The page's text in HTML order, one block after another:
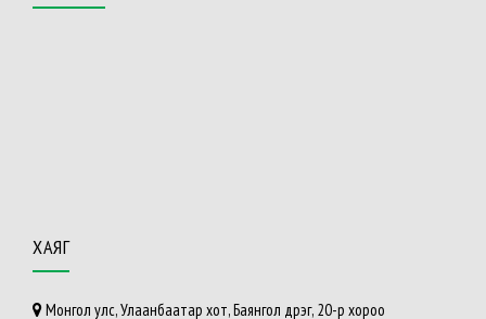
ХАЯГ
Монгол улс, Улаанбаатар хот, Баянгол дүүрэг, 20-р хороо